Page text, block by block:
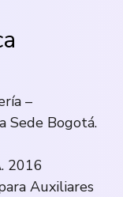
–
Sede Bogotá.
2016
Auxiliares